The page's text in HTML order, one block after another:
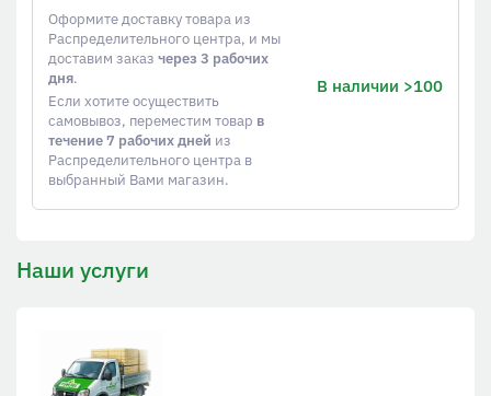
Оформите доставку товара из
Распределительного центра, и мы
доставим заказ через 3 рабочих
дня.
Если хотите осуществить
самовывоз, переместим товар в
течение 7 рабочих дней из
Распределительного центра в
выбранный Вами магазин.
В наличии >100
Наши услуги